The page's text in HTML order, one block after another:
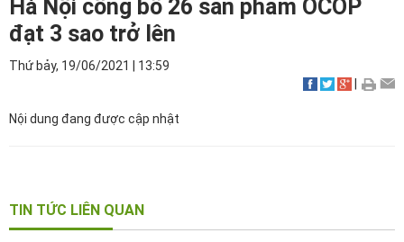
Hà Nội công bố 26 sản phẩm OCOP
đạt 3 sao trở lên
Thứ bảy, 19/06/2021
13:59
Nội dung đang được cập nhật
TIN TỨC LIÊN QUAN